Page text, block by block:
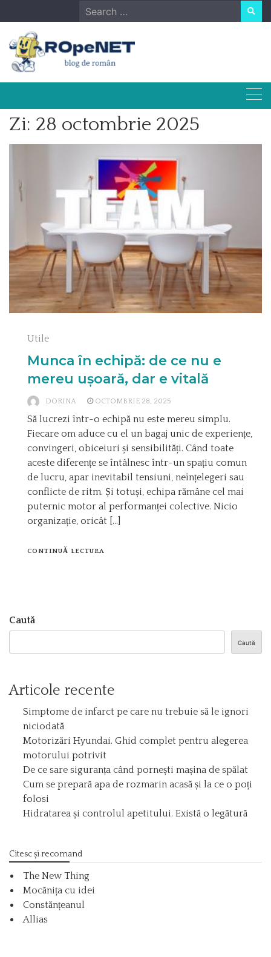
to
content
Search
for:
Zi: 28 octombrie 2025
Utile
Munca în echipă: de ce nu e
mereu ușoară, dar e vitală
DORINA OCTOMBRIE 28, 2025
Să lucrezi într-o echipă nu este mereu simplu.
Fiecare om aduce cu el un bagaj unic de experiențe,
convingeri, obiceiuri și sensibilități. Când toate
aceste diferențe se întâlnesc într-un spațiu comun
de lucru, apar inevitabil tensiuni, neînțelegeri sau
conflicte de ritm. Și totuși, echipa rămâne cel mai
puternic motor al performanței colective. Nicio
organizație, oricât […]
CONTINUĂ LECTURA
Caută
Caută
Articole recente
Simptome de infarct pe care nu trebuie să le ignori
niciodată
Motorizări Hyundai. Ghid complet pentru alegerea
motorului potrivit
De ce sare siguranța când pornești mașina de spălat
Cum se prepară apa de rozmarin acasă și la ce o poți
folosi
Hidratarea și controlul apetitului. Există o legătură
Citesc și recomand
The New Thing
Mocănița cu idei
Constănțeanul
Allias